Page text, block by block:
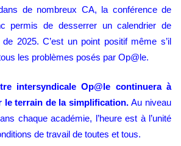
de nombreux CA, la conférence de
permis de desserrer un calendrier de
2025. C’est un point positif même s’il
les problèmes posés par Op@le.
intersyndicale Op@le continuera à
le terrain de la simplification.Au niveau
chaque académie, l’heure est à l’unité
de travail de toutes et tous.